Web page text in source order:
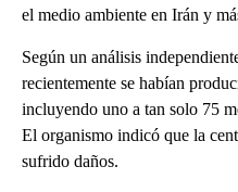
el medio ambiente en Irán y
Según un análisis
recientemente se habían
incluyendo uno a tan solo 75
El organismo indicó que la
sufrido daños.